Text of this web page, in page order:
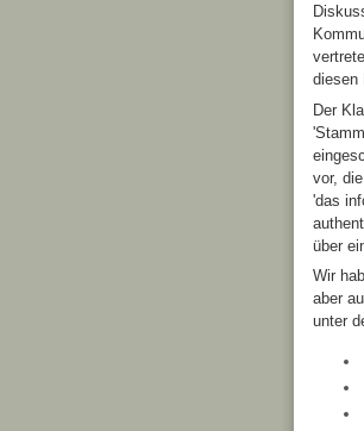
diesen
Der
vor,
'das
über
Wir
aber
unter